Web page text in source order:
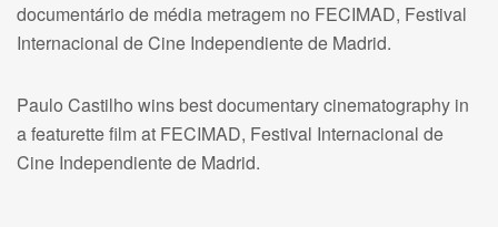
documentário de média metragem no FECIMAD, Festival
Internacional de Cine Independiente de Madrid.
Paulo Castilho wins best documentary cinematography in
a featurette film at FECIMAD, Festival Internacional de
Cine Independiente de Madrid.